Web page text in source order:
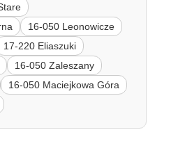
16-050 Leonowicze
17-220 Eliaszuki
16-050 Zaleszany
16-050 Maciejkowa Góra